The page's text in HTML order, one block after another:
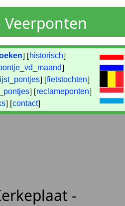
Veerponten
] [ historisch]
]
lijst_pontjes] [fietstochten]
] [reclameponten]
] [contact]
-